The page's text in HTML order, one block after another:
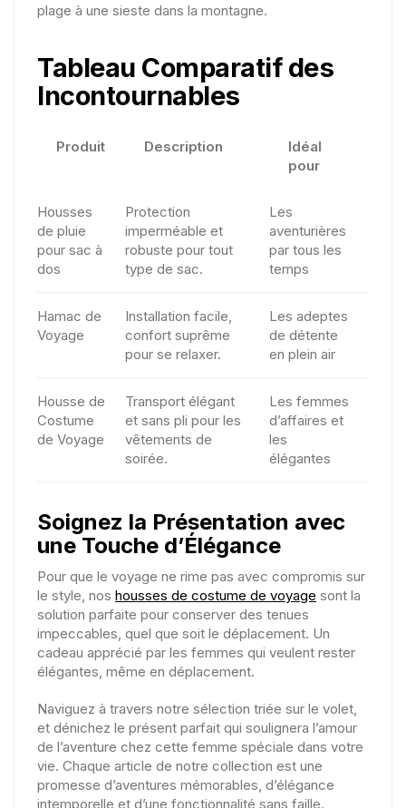
plage à une sieste dans la montagne.
Tableau Comparatif des
Incontournables
Produit Description
Idéal
pour
Housses
de pluie
pour sac à
dos
Protection
imperméable et
robuste pour tout
type de sac.
Les
aventurières
par tous les
temps
Hamac de
Voyage
Installation facile,
confort suprême
pour se relaxer.
Les adeptes
de détente
en plein air
Housse de
Costume
de Voyage
Transport élégant
et sans pli pour les
vêtements de
soirée.
Les femmes
d’affaires et
les
élégantes
Soignez la Présentation avec
une Touche d’Élégance
Pour que le voyage ne rime pas avec compromis sur
le style, nos housses de costume de voyage sont la
solution parfaite pour conserver des tenues
impeccables, quel que soit le déplacement. Un
cadeau apprécié par les femmes qui veulent rester
élégantes, même en déplacement.
Naviguez à travers notre sélection triée sur le volet,
et dénichez le présent parfait qui soulignera l’amour
de l’aventure chez cette femme spéciale dans votre
vie. Chaque article de notre collection est une
promesse d’aventures mémorables, d’élégance
intemporelle et d’une fonctionnalité sans faille.